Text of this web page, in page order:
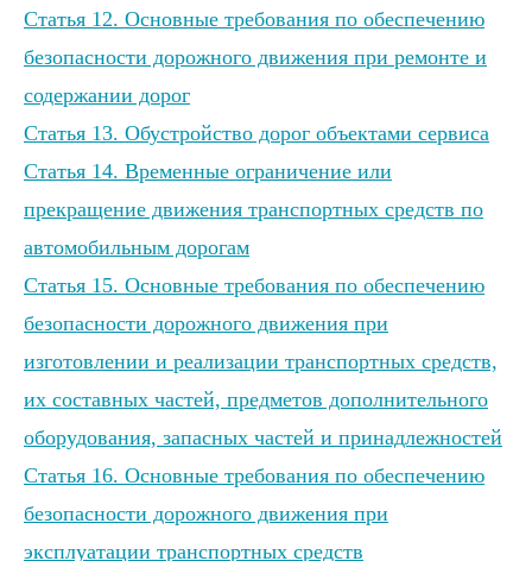
Статья 12. Основные требования по обеспечению
безопасности дорожного движения при ремонте и
содержании дорог
Статья 13. Обустройство дорог объектами сервиса
Статья 14. Временные ограничение или
прекращение движения транспортных средств по
автомобильным дорогам
Статья 15. Основные требования по обеспечению
безопасности дорожного движения при
изготовлении и реализации транспортных средств,
их составных частей, предметов дополнительного
оборудования, запасных частей и принадлежностей
Статья 16. Основные требования по обеспечению
безопасности дорожного движения при
эксплуатации транспортных средств